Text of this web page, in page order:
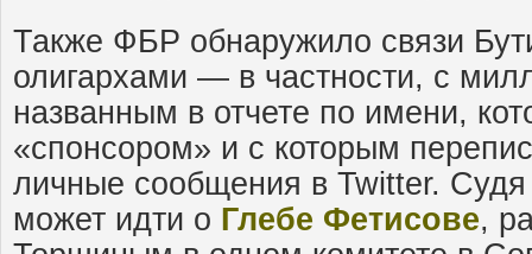
Также ФБР обнаружило связи
олигархами — в частности, с
названным в отчете по имени,
«спонсором» и с которым
личные сообщения в Twitter.
может идти о Глебе Фетисове,